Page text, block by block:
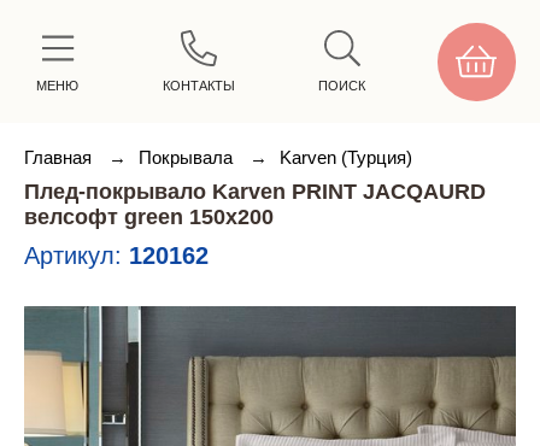
МЕНЮ КОНТАКТЫ ПОИСК
Главная → Покрывала → Karven (Турция)
Плед-покрывало Karven PRINT JACQAURD
велсофт green 150х200
Артикул: 120162